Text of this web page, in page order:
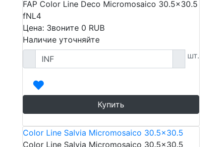
FAP Color Line Deco Micromosaico 30.5x30.5
fNL4
Цена: Звоните 0 RUB
Наличие уточняйте
шт.
Купить
Color Line Salvia Micromosaico 30.5x30.5
Color Line Salvia Micromosaico 30.5x30.5